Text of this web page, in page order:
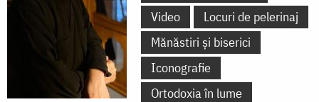
Video
Locuri de pelerinaj
Mănăstiri și biserici
Iconografie
Ortodoxia în lume